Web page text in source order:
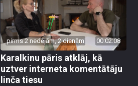
pirms 2 nedēļām, 2 dienām 00:02:08
Karalkinu pāris atklāj, kā
uztver interneta komentātāju
linča tiesu